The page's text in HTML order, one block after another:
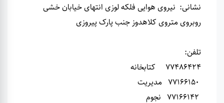
نشانی: نیروی هوایی فلکه لوزی انتهای خیابان خشی
روبروی متروی کلاهدوز جنب پارک پیروزی
تلفن:
77486424 کتابخانه